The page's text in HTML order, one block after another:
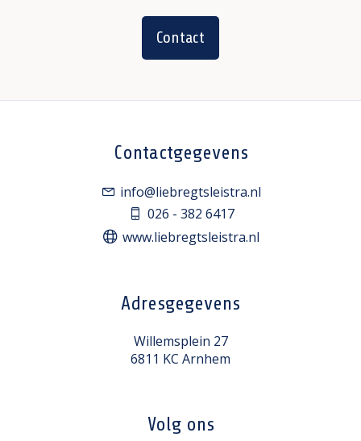
Contact
Contactgegevens
info@liebregtsleistra.nl
026 - 382 6417
www.liebregtsleistra.nl
Adresgegevens
Willemsplein 27
6811 KC Arnhem
Volg ons